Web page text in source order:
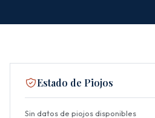
Estado de Piojos
Sin datos de piojos disponibles